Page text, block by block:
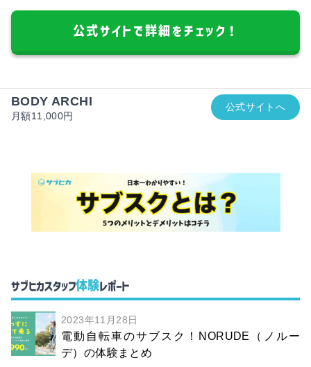
公式サイトで詳細をチェック！
BODY ARCHI
月額11,000円
公式サイトへ
サブヒカスタッフ体験レポート
2023年11月28日
電動自転車のサブスク！NORUDE（ノルー
デ）の体験まとめ